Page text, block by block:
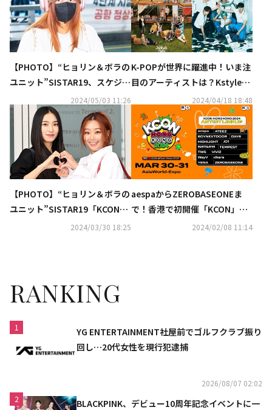
【PHOTO】“ヒョリン＆ボラの
ユニット”SISTAR19、スケジュ
ールのためタイへ出国2024/05/03 11:26
K-POPが世界に躍進中！いま注
目のアーティストは？Kstyle編
集部が語るK-POPの魅力
2024/04/18 18:48
【PHOTO】“ヒョリン＆ボラの
ユニット”SISTAR19「KCON」
のため香港へ出国（動画あり）
2024/03/30 18:25
aespaからZEROBASEONEま
で！香港で初開催「KCON」豪
華14組のラインナップを発表
2024/02/08 11:14
RANKING
1
YG ENTERTAINMENT社屋前でゴルフクラブ振り
回し…20代女性を現行犯逮捕
2026/08/07 02:02
2
BLACKPINK、デビュー10周年記念イベントに一